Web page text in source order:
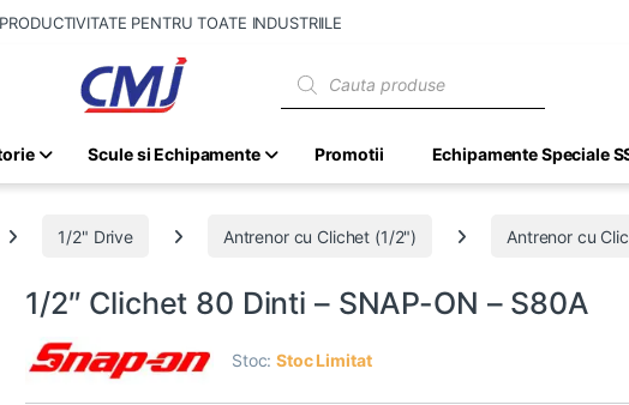
PENTRU TOATE INDUSTRIILE
Scule si Echipamente Promotii Echipamente Speciale
1/2" Drive Antrenor cu Clichet (1/2") Antrenor cu
1/2″ Clichet 80 Dinti – SNAP-ON – S80A
Stoc:Stoc Limitat